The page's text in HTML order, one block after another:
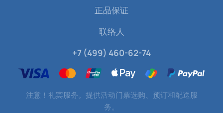
正品保证
联络人
+7 (499) 460-62-74
注意！礼宾服务。提供活动门票选购、预订和配送服
务。